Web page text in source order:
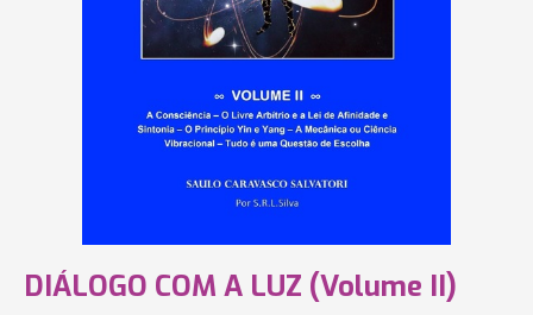
DIÁLOGO COM A LUZ (Volume II)